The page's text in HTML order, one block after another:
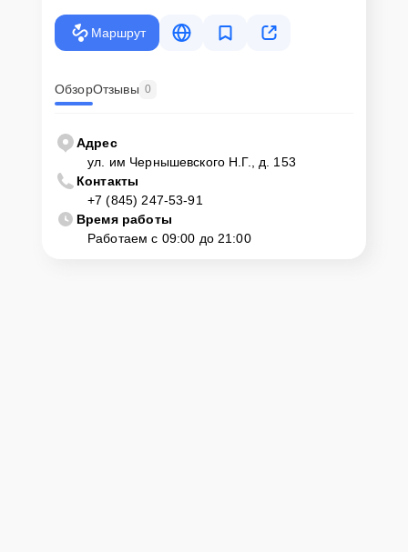
Маршрут
ОбзорОтзывы 0
Адрес
ул. им Чернышевского Н.Г., д. 153
Контакты
+7 (845) 247-53-91
Время работы
Работаем с 09:00 до 21:00